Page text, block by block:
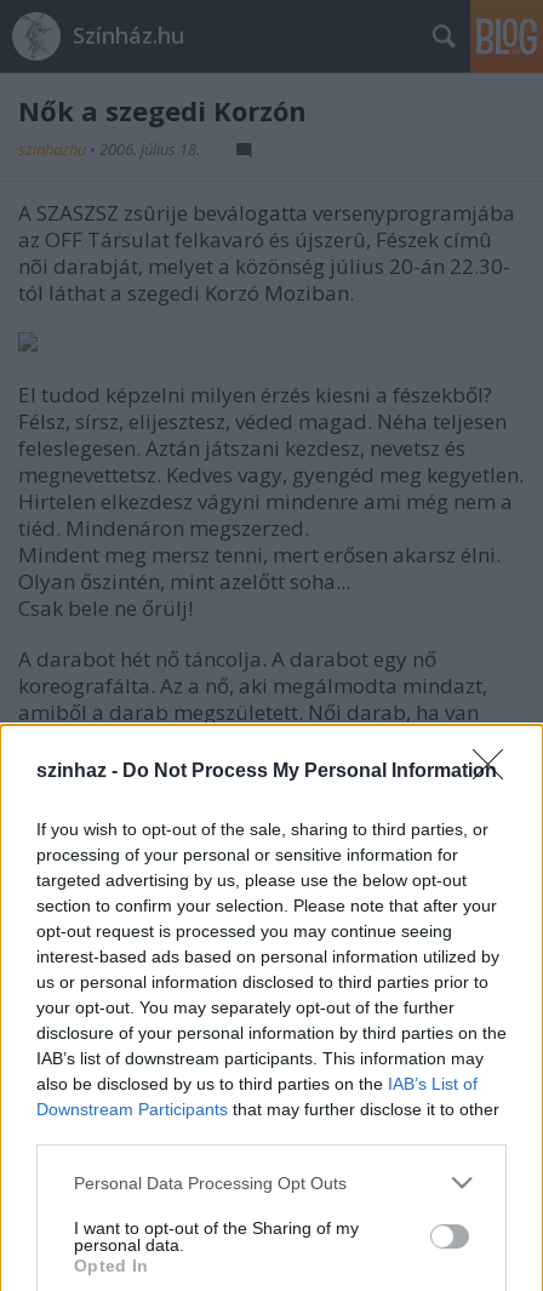
szinhaz - Do Not Process My Personal Information
If you wish to opt-out of the sale, sharing to third parties, or
processing of your personal or sensitive information for
targeted advertising by us, please use the below opt-out
section to confirm your selection. Please note that after your
opt-out request is processed you may continue seeing
interest-based ads based on personal information utilized by
us or personal information disclosed to third parties prior to
your opt-out. You may separately opt-out of the further
disclosure of your personal information by third parties on the
IAB’s list of downstream participants. This information may
also be disclosed by us to third parties on the IAB’s List of
Downstream Participants that may further disclose it to other
Please note that this website/app uses one or more Google
not limited to your visit or usage behaviour. You may click to
grant or deny consent to Google and its third-party tags to
use your data for below specified purposes in below Google
Personal Data Processing Opt Outs
I want to opt-out of the Sharing of my
personal data.
Opted In
Színház.hu
Nők a szegedi Korzón
szinhazhu • 2006. július 18.
A SZASZSZ zsûrije beválogatta versenyprogramjába
az OFF Társulat felkavaró és újszerû, Fészek címû
nõi darabját, melyet a közönség július 20-án 22.30-
tól láthat a szegedi Korzó Moziban.
El tudod képzelni milyen érzés kiesni a fészekből?
Félsz, sírsz, elijesztesz, véded magad. Néha teljesen
feleslegesen. Aztán játszani kezdesz, nevetsz és
megnevettetsz. Kedves vagy, gyengéd meg kegyetlen.
Hirtelen elkezdesz vágyni mindenre ami még nem a
tiéd. Mindenáron megszerzed.
Mindent meg mersz tenni, mert erősen akarsz élni.
Olyan őszintén, mint azelőtt soha...
Csak bele ne őrülj!
A darabot hét nő táncolja. A darabot egy nő
koreografálta. Az a nő, aki megálmodta mindazt,
amiből a darab megszületett. Női darab, ha van
Felkavaró és megdöbbentő, humoros és kegyetlen,
hanem teérted.
"Sokat vagyok egyedül. Keveset alszom. Egyedül. Akkor
sem túl mélyen. Sokszor álmodom. Ezeket a képeket,
hangokat, érzéseket gyűjtöttem egybe, egy fészekbe. A
megálmodott szerepekhez, hozzá illő karakterű
táncosnőket kerestem, velük közösen keltjük most életre
az álmokat. "
/Hód Adrienn/
OFF Társulat :Nők a szegedi Korzón
Dékány Edit, Garai Júlia, Horváth Andrea,
Murányi Zsófia, Vadas Zsófia Tamara, Varga
Viktória